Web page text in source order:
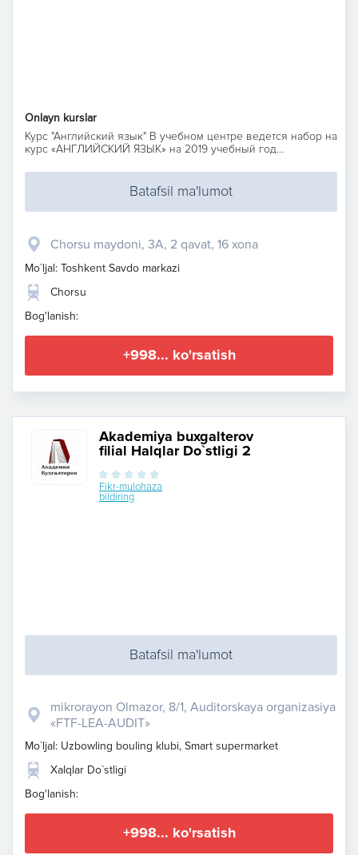
Onlayn kurslar
Курс "Английский язык" В учебном центре ведется набор на
курс «АНГЛИЙСКИЙ ЯЗЫК» на 2019 учебный год...
Batafsil ma'lumot
Chorsu maydoni, 3A, 2 qavat, 16 xona
Mo`ljal: Toshkent Savdo markazi
Chorsu
Bog'lanish:
+998... ko'rsatish
Akademiya buxgalterov
filial Halqlar Do`stligi 2
Fikr-mulohaza
bildiring
Batafsil ma'lumot
mikrorayon Olmazor, 8/1, Auditorskaya organizasiya
«FTF-LEA-AUDIT»
Mo`ljal: Uzbowling bouling klubi, Smart supermarket
Xalqlar Do`stligi
Bog'lanish:
+998... ko'rsatish